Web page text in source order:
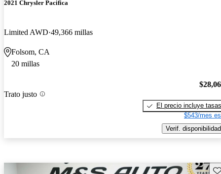
2021 Chrysler Pacifica
Limited AWD 49,366 millas
Folsom, CA
20 millas
Trato justo
El precio incluye tasas
$543/mes
Verif. disponibilidad